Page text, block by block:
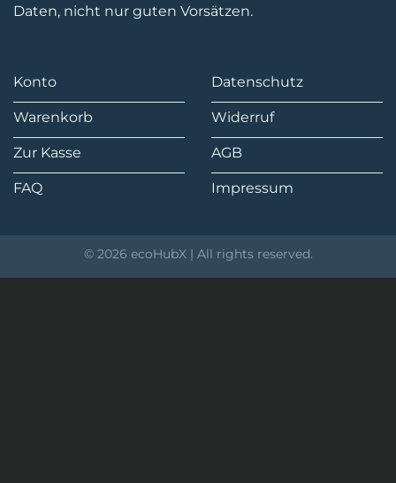
Daten, nicht nur guten Vorsätzen.
Konto
Warenkorb
Zur Kasse
FAQ
Datenschutz
Widerruf
AGB
Impressum
© 2026 ecoHubX | All rights reserved.